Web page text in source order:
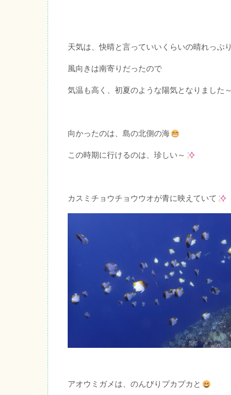
天気は、快晴と言っていいくらいの晴れっぷり
風向きは南寄りだったので
気温も高く、初夏のような陽気となりました～
向かったのは、島の北側の海
この時期に行けるのは、珍しい～
カスミチョウチョウウオが青に映えていて
アオウミガメは、のんびりプカプカと